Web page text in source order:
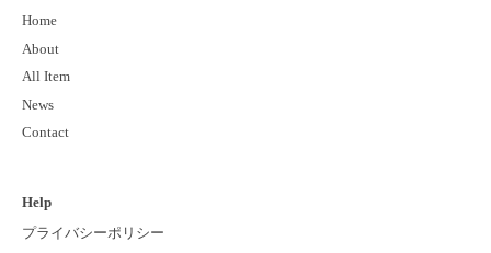
Home
About
All Item
News
Contact
Help
プライバシーポリシー